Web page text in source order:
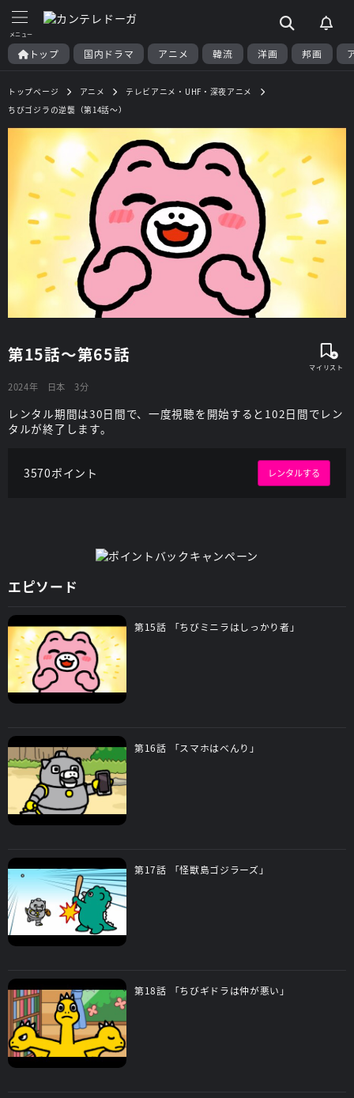
トップ 国内ドラマ アニメ 韓流 洋画 邦画
トップページ アニメ
テレビアニメ・UHF・深夜アニメ
ちびゴジラの逆襲（第14話～）
第15話～第65話
2024年 日本 3分
レンタル期間は30日間で、一度視聴を開始すると102日間でレン
タルが終了します。
3570ポイント レンタルする
エピソード
第15話 「ちびミニラはしっかり者」
第16話 「スマホはべんり」
第17話 「怪獣島ゴジラーズ」
第18話 「ちびギドラは仲が悪い」